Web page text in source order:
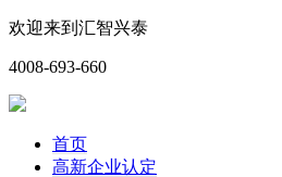
欢迎来到汇智兴泰
4008-693-660
首页
高新企业认定